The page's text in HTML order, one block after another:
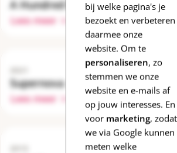
bij welke pagina's je
bezoekt en verbeteren
daarmee onze
website. Om te
personaliseren, zo
stemmen we onze
website en e-mails af
op jouw interesses. En
voor marketing, zodat
we via Google kunnen
meten welke
A Hundred Flowers
Lees meer
The
Lees
Supernova
Lees meer
2019
Lees